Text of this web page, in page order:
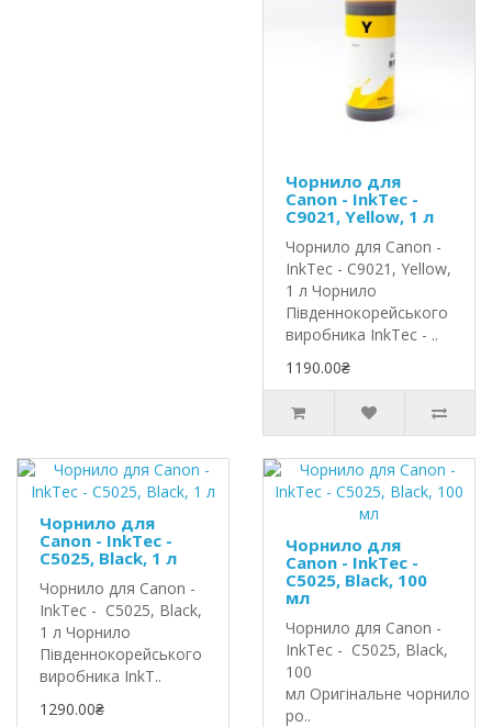
Чорнило для
Canon - InkTec -
C9021, Yellow, 1 л
Чорнило для Canon -
InkTec - C9021, Yellow,
1 л Чорнило
Південнокорейського
виробника InkTec - ..
1190.00₴
Чорнило для
Canon - InkTec -
C5025, Black, 1 л
Чорнило для Canon -
InkTec - C5025, Black,
1 л Чорнило
Південнокорейського
виробника InkT..
1290.00₴
Чорнило для
Canon - InkTec -
C5025, Black, 100
мл
Чорнило для Canon -
InkTec - C5025, Black,
100
мл Оригінальне чорнило
ро..